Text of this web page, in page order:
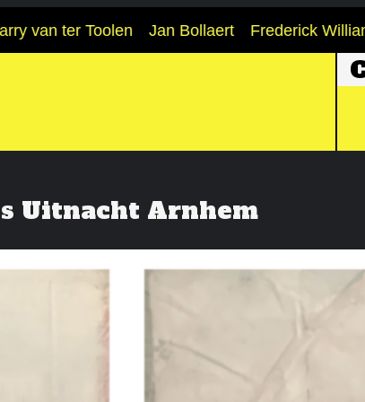
ter Toolen Jan Bollaert Frederick William Ayer
Uitnacht Arnhem